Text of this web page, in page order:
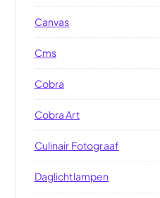
Canvas
Cms
Cobra
Cobra Art
Culinair Fotograaf
Daglichtlampen